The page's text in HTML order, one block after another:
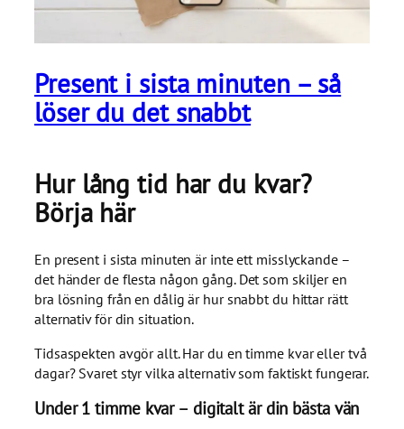
Present i sista minuten – så
löser du det snabbt
Hur lång tid har du kvar?
Börja här
En present i sista minuten är inte ett misslyckande –
det händer de flesta någon gång. Det som skiljer en
bra lösning från en dålig är hur snabbt du hittar rätt
alternativ för din situation.
Tidsaspekten avgör allt. Har du en timme kvar eller två
dagar? Svaret styr vilka alternativ som faktiskt fungerar.
Under 1 timme kvar – digitalt är din bästa vän